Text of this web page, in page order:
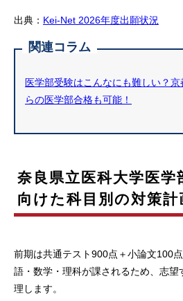
出典： Kei-Net 2026年度出願状況
関連コラム
医学部受験はこんなにも難しい？
らの医学部合格も可能！
奈良県立医科大学医学
向けた科目別の対策計
前期は共通テスト900点＋小論文100
語・数学・理科が課されるため、志
理します。